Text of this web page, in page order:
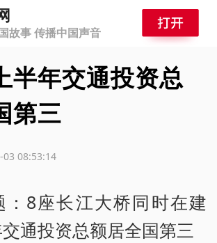
故事 传播中国声音
半年交通投资总
第三
03 08:53:14
：8座长江大桥同时在建
通投资总额居全国第三